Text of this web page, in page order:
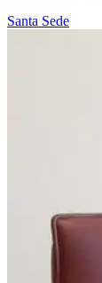
Santa Sede